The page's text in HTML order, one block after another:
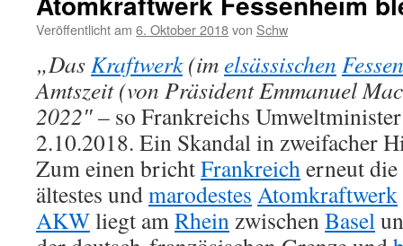
Veröffentlicht am 6. Oktober 2018von Schw
„DasKraftwerk(imelsässischen
Amtszeit (von Präsident Emmanuel
2022″– so Frankreichs
2.10.2018. Ein Skandal in zweifacher
Zum einen brichtFrankreicherneut
ältestes undmarodestes Atomkraftwerk
AKWliegt amRheinzwischenBasel